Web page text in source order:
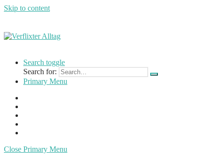
Skip to content
Alltag
einer
Mutter
Lehrerin
Search toggle
Search for:
Primary Menu
Close Primary Menu